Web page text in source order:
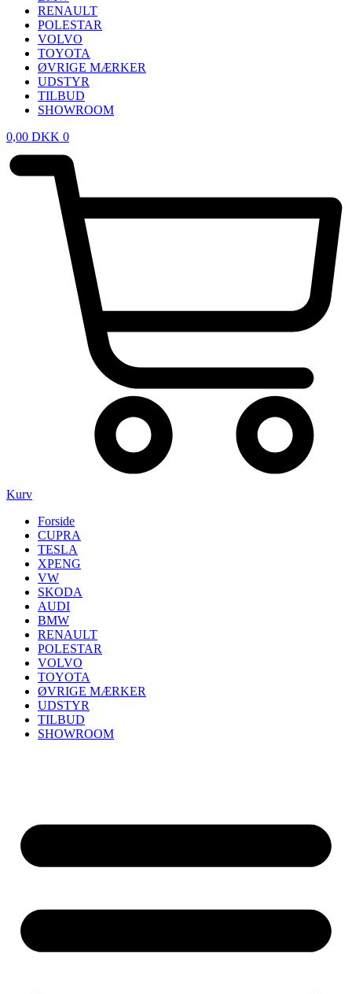
RENAULT
POLESTAR
VOLVO
TOYOTA
ØVRIGE MÆRKER
UDSTYR
TILBUD
SHOWROOM
0,00 DKK 0
Kurv
Forside
CUPRA
TESLA
XPENG
VW
SKODA
AUDI
BMW
RENAULT
POLESTAR
VOLVO
TOYOTA
ØVRIGE MÆRKER
UDSTYR
TILBUD
SHOWROOM